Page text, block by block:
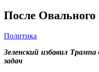
После Овального
Политика
Зеленский избавил
задач